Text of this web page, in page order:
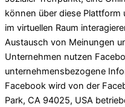
können über diese Plattform
im virtuellen Raum
Austausch von Meinungen
Unternehmen nutzen
unternehmensbezogene
Facebook wird von der
Park, CA 94025, USA